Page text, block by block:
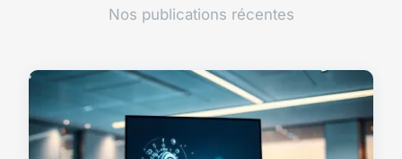
Nos publications récentes